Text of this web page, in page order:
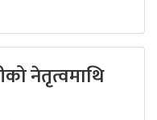
नेतृत्वमाथि